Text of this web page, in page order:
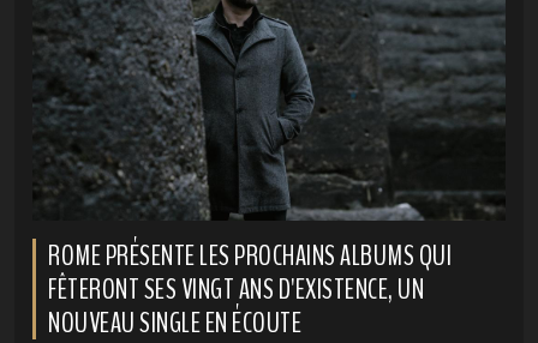
ROME PRÉSENTE LES PROCHAINS ALBUMS QUI
FÊTERONT SES VINGT ANS D'EXISTENCE, UN
NOUVEAU SINGLE EN ÉCOUTE